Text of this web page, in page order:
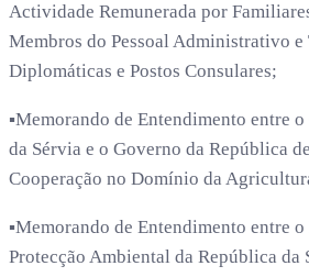
Actividade Remunerada por
Membros do Pessoal Administrativo e
Diplomáticas e Postos Consulares;
▪️Memorando de Entendimento entre
da Sérvia e o Governo da República
Cooperação no Domínio da
▪️Memorando de Entendimento entre
Protecção Ambiental da República